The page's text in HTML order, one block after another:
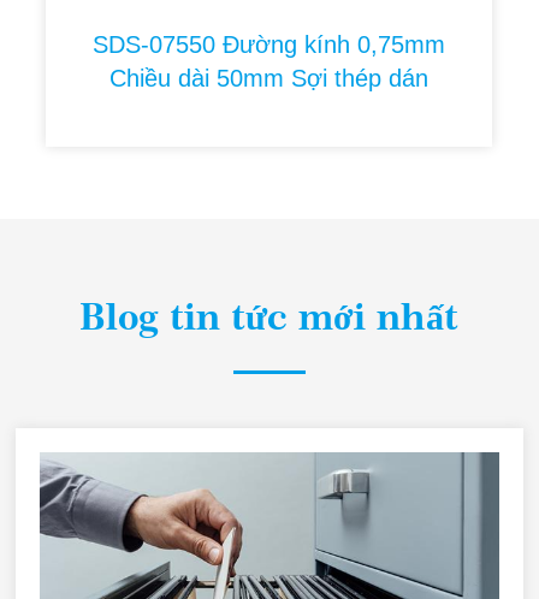
SDS-07550 Đường kính 0,75mm
Chiều dài 50mm Sợi thép dán
Blog tin tức mới nhất